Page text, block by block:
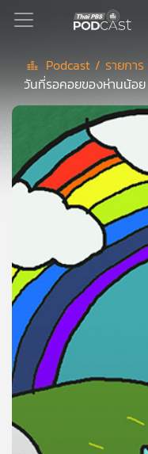
Podcast
ลิ
สต์
เพล
ย์
ลิ
สต์
ของ
คุณ
เพลง
Podcast / รายกา
วันที่รอคอยของห่านน้อย